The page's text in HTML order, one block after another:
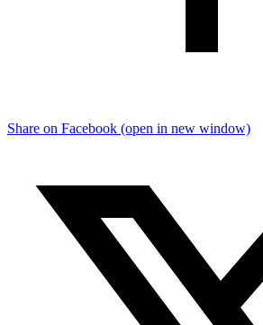
Share on Facebook (open in new window)